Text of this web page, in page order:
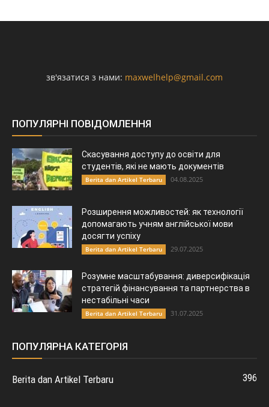
зв'язатися з нами: maxwelhelp@gmail.com
ПОПУЛЯРНІ ПОВІДОМЛЕННЯ
Скасування доступу до освіти для
студентів, які не мають документів
Berita dan Artikel Terbaru 04.08.2025
Розширення можливостей: як технології
допомагають учням англійської мови
досягти успіху
Berita dan Artikel Terbaru 29.07.2025
Розумне масштабування: диверсифікація
стратегій фінансування та партнерства в
нестабільні часи
Berita dan Artikel Terbaru 31.07.2025
ПОПУЛЯРНА КАТЕГОРІЯ
Berita dan Artikel Terbaru 396